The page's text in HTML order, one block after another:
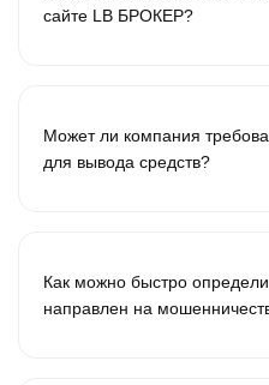
сайте LB БРОКЕР?
Может ли компания
для вывода средств?
Как можно быстро
направлен на